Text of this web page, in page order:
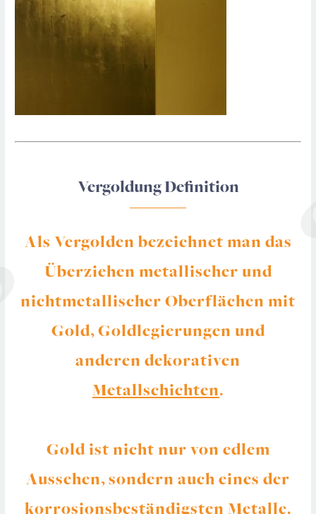
Vergoldung Definition
Als Vergolden bezeichnet man das
Überziehen metallischer und
nichtmetallischer Oberflächen mit
Gold, Goldlegierungen und
anderen dekorativen
Metallschichten.
Gold ist nicht nur von edlem
Aussehen, sondern auch eines der
korrosionsbeständigsten Metalle.